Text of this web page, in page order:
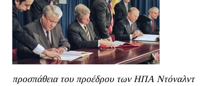
προσπάθεια του προέδρου των ΗΠΑ Ντόναλντ